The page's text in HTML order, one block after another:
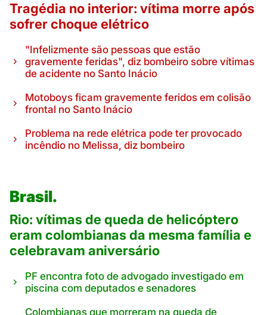
Tragédia no interior: vítima morre após
sofrer choque elétrico
"Infelizmente são pessoas que estão
gravemente feridas", diz bombeiro sobre vítimas
de acidente no Santo Inácio
Motoboys ficam gravemente feridos em colisão
frontal no Santo Inácio
Problema na rede elétrica pode ter provocado
incêndio no Melissa, diz bombeiro
Brasil.
Rio: vítimas de queda de helicóptero
eram colombianas da mesma família e
celebravam aniversário
PF encontra foto de advogado investigado em
piscina com deputados e senadores
Colombianas que morreram na queda de